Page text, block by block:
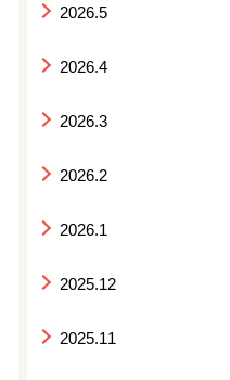
2026.5
2026.4
2026.3
2026.2
2026.1
2025.12
2025.11